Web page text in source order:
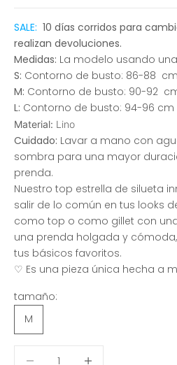
SALE: 10 días corridos para
realizan devoluciones.
Medidas: La modelo usando
S: Contorno de busto: 86-88
M: Contorno de busto: 90-92
L: Contorno de busto: 94-96
Material: Lino
Cuidado: Lavar a mano con
sombra para una mayor
prenda.
Nuestro top estrella de silueta
salir de lo común en tus looks
como top o como gillet con
una prenda holgada y
tus básicos favoritos.
♡ Es una pieza única hecha a
tamaño:
M